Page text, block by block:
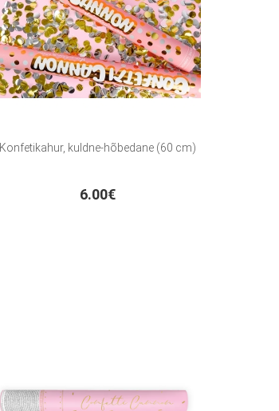
Konfetikahur, kuldne-hõbedane (60 cm)
6.00€